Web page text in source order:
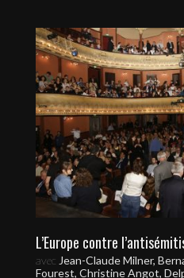
L’Europe contre
avec Jean-Claude Milner,
Fourest, Christine Angot,